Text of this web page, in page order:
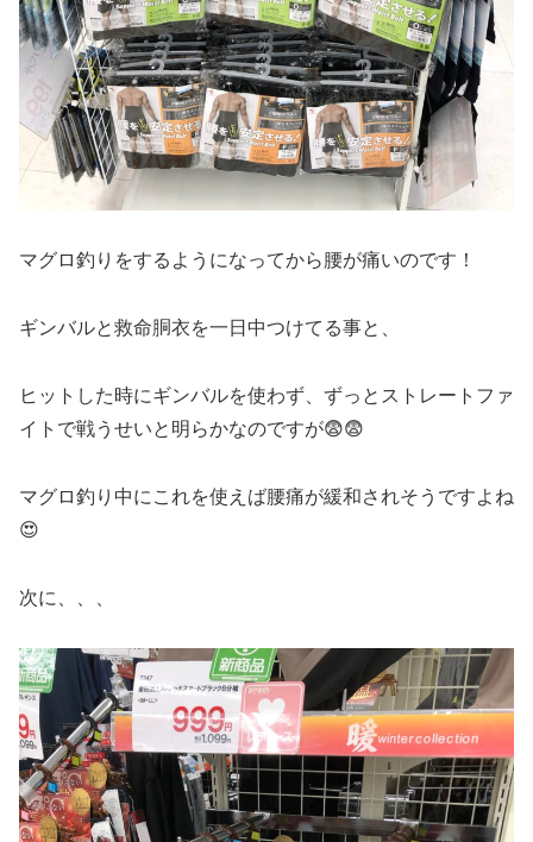
マグロ釣りをするようになってから腰が痛いのです！
ギンバルと救命胴衣を一日中つけてる事と、
ヒットした時にギンバルを使わず、ずっとストレートファ
イトで戦うせいと明らかなのですが😨😨
マグロ釣り中にこれを使えば腰痛が緩和されそうですよね
😍
次に、、、